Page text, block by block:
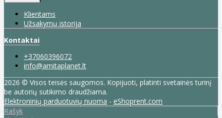
Klientams
Užsakymų istorija
Kontaktai
+37060396072
info@amitaplanet.lt
2026 © Visos teisės saugomos. Kopijuoti, platinti svetainės turinį
be autorių sutikimo draudžiama.
Elektroninių parduotuvių nuoma - eShoprent.com
Rašyk